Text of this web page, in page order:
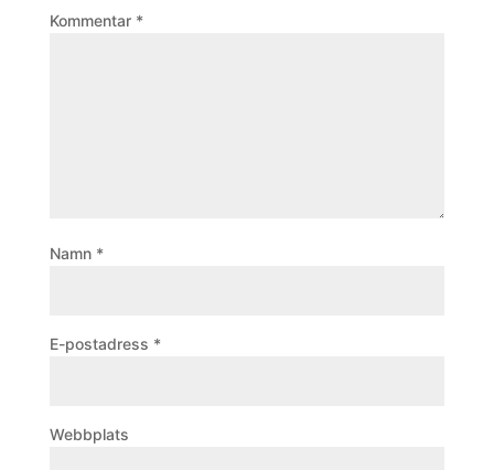
Kommentar *
Namn *
E-postadress *
Webbplats